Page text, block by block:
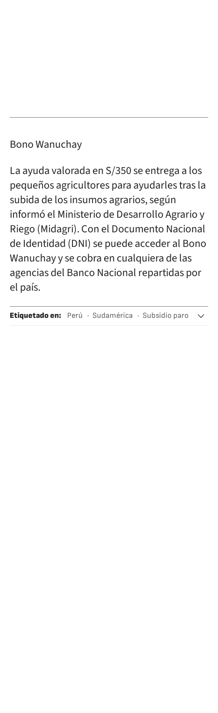
Bono Wanuchay
La ayuda valorada en S/350 se entrega a los
pequeños agricultores para ayudarles tras la
subida de los insumos agrarios, según
informó el Ministerio de Desarrollo Agrario y
Riego (Midagri). Con el Documento Nacional
de Identidad (DNI) se puede acceder al Bono
Wanuchay y se cobra en cualquiera de las
agencias del Banco Nacional repartidas por
el país.
Etiquetado en: Perú Sudamérica
Subsidio paro